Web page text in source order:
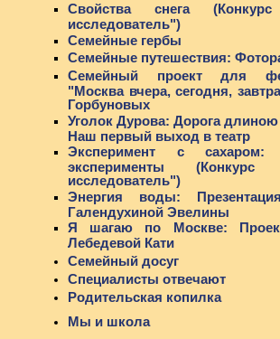
Свойства снега
исследователь")
Семейные гербы
Семейные путешествия:
Семейный проект для
"Москва вчера, сегодня,
Горбуновых
Уголок Дурова: Дорога
Наш первый выход в театр
Эксперимент с
эксперименты
исследователь")
Энергия воды:
Галендухиной Эвелины
Я шагаю по Москве:
Лебедевой Кати
Семейный досуг
Специалисты отвечают
Родительская копилка
Мы и школа